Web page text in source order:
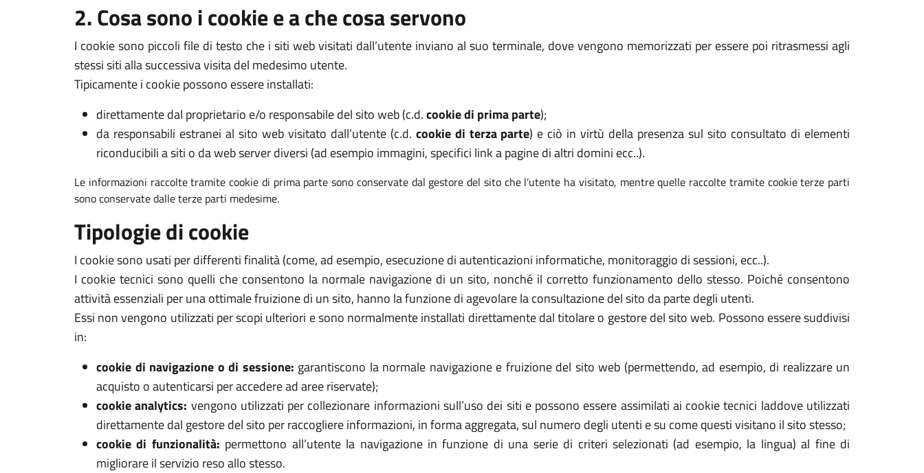
2. Cosa sono i cookie e a che cosa servono
I cookie sono piccoli file di testo che i siti web visitati dall’utente inviano al suo terminale, dove vengono memorizzati per essere poi ritrasmessi agli
stessi siti alla successiva visita del medesimo utente.
Tipicamente i cookie possono essere installati:
direttamente dal proprietario e/o responsabile del sito web (c.d.cookie di prima parte);
da responsabili estranei al sito web visitato dall’utente (c.d. cookie di terza parte) e ciò in virtù della presenza sul sito consultato di elementi
riconducibili a siti o da web server diversi (ad esempio immagini, specifici link a pagine di altri domini ecc..).
Le informazioni raccolte tramite cookie di prima parte sono conservate dal gestore del sito che l’utente ha visitato, mentre quelle raccolte tramite cookie terze parti
sono conservate dalle terze parti medesime.
Tipologie di cookie
I cookie sono usati per differenti finalità (come, ad esempio, esecuzione di autenticazioni informatiche, monitoraggio di sessioni, ecc..).
I cookie tecnici sono quelli che consentono la normale navigazione di un sito, nonché il corretto funzionamento dello stesso. Poiché consentono
attività essenziali per una ottimale fruizione di un sito, hanno la funzione di agevolare la consultazione del sito da parte degli utenti.
Essi non vengono utilizzati per scopi ulteriori e sono normalmente installati direttamente dal titolare o gestore del sito web. Possono essere suddivisi
in:
cookie di navigazione o di sessione: garantiscono la normale navigazione e fruizione del sito web (permettendo, ad esempio, di realizzare un
acquisto o autenticarsi per accedere ad aree riservate);
cookie analytics: vengono utilizzati per collezionare informazioni sull’uso dei siti e possono essere assimilati ai cookie tecnici laddove utilizzati
direttamente dal gestore del sito per raccogliere informazioni, in forma aggregata, sul numero degli utenti e su come questi visitano il sito stesso;
cookie di funzionalità: permettono all’utente la navigazione in funzione di una serie di criteri selezionati (ad esempio, la lingua) al fine di
migliorare il servizio reso allo stesso.